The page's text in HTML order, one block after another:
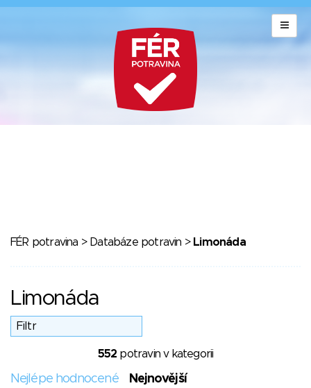
FÉR potravina > Databáze potravin > Limonáda
Limonáda
552 potravin v kategorii
Nejlépe hodnocené Nejnovější